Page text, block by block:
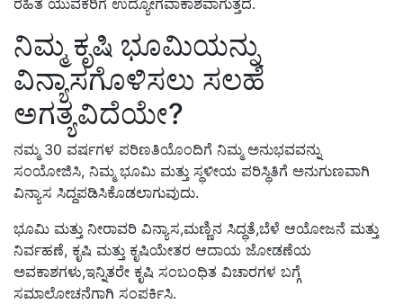
ರಹಿತ ಯುವಕರಿಗೆ ಉದ್ಯೋಗವಾಕಾಶವಾಗುತ್ತದೆ.
ನಿಮ್ಮ ಕೃಷಿ ಭೂಮಿಯನ್ನು
ವಿನ್ಯಾಸಗೊಳಿಸಲು ಸಲಹೆ
ಅಗತ್ಯವಿದೆಯೇ?
ನಮ್ಮ 30 ವರ್ಷಗಳ ಪರಿಣತಿಯೊಂದಿಗೆ ನಿಮ್ಮ ಅನುಭವವನ್ನು
ಸಂಯೋಜಿಸಿ, ನಿಮ್ಮ ಭೂಮಿ ಮತ್ತು ಸ್ಥಳೀಯ ಪರಿಸ್ಥಿತಿಗೆ ಅನುಗುಣವಾಗಿ
ವಿನ್ಯಾಸ ಸಿದ್ದಪಡಿಸಿಕೊಡಲಾಗುವುದು.
ಭೂಮಿ ಮತ್ತು ನೀರಾವರಿ ವಿನ್ಯಾಸ,ಮಣ್ಣಿನ ಸಿದ್ಧತೆ,ಬೆಳೆ ಆಯೋಜನೆ ಮತ್ತು
ನಿರ್ವಹಣೆ, ಕೃಷಿ ಮತ್ತು ಕೃಷಿಯೇತರ ಆದಾಯ ಜೋಡಣೆಯ
ಅವಕಾಶಗಳು,ಇನ್ನಿತರೇ ಕೃಷಿ ಸಂಬಂಧಿತ ವಿಚಾರಗಳ ಬಗ್ಗೆ
ಸಮಾಲೋಚನೆಗಾಗಿ ಸಂಪರ್ಕಿಸಿ.